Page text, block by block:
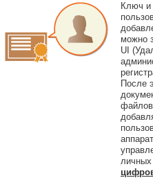
Ключ и
можно
UI
После
личных